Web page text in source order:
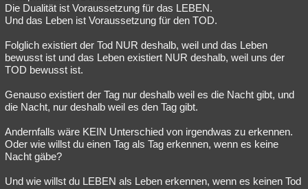
Besucht Teilgenommen Alle Neue
Die Dualität ist Voraussetzung für das LEBEN.
Und das Leben ist Voraussetzung für den TOD.
Folglich existiert der Tod NUR deshalb, weil und das Leben
bewusst ist und das Leben existiert NUR deshalb, weil uns der
TOD bewusst ist.
Genauso existiert der Tag nur deshalb weil es die Nacht gibt, und
die Nacht, nur deshalb weil es den Tag gibt.
Andernfalls wäre KEIN Unterschied von irgendwas zu erkennen.
Oder wie willst du einen Tag als Tag erkennen, wenn es keine
Nacht gäbe?
Und wie willst du LEBEN als Leben erkennen, wenn es keinen Tod